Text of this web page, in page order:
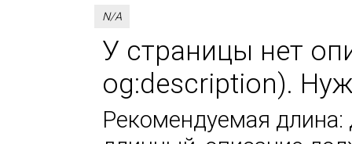
N/A
У страницы нет
og:description).
Рекомендуемая длина: